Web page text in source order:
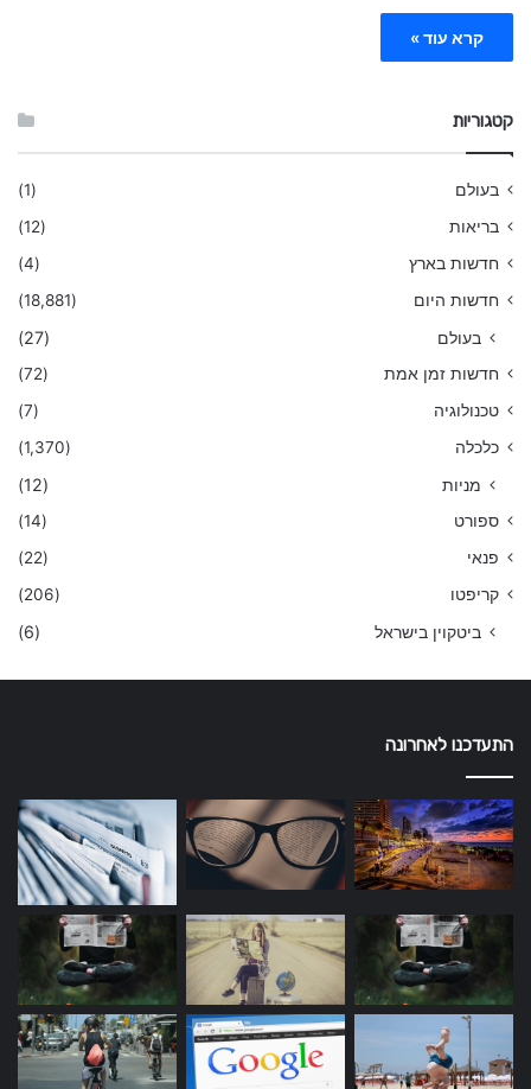
קרא עוד »
קטגוריות
בעולם
(1)
בריאות
(12)
חדשות בארץ
(4)
חדשות היום
(18,881)
בעולם (27)
חדשות זמן אמת
(72)
טכנולוגיה
(7)
כלכלה
(1,370)
מניות (12)
ספורט
(14)
פנאי
(22)
קריפטו
(206)
ביטקוין בישראל (6)
התעדכנו לאחרונה